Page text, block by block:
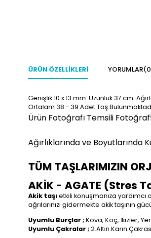
ÜRÜN ÖZELLIKLERI YORUMLAR
Genişlik 10 x 13 mm. Uzunluk 37 cm.
Ortalam 38 - 39 Adet Taş
Ürün Fotoğrafı Temsili
Ağırlıklarında ve Boyutlarında
TÜM TAŞLARIMIZIN
AKİK - AGATE (Stres
Akik taşıetkili konuşmanıza
ağrılarınızı gidermekte akik taşının
Uyumlu Burçlar ;Kova, Koç, İkizler,
Uyumlu Çakralar ;2.Altın Karın